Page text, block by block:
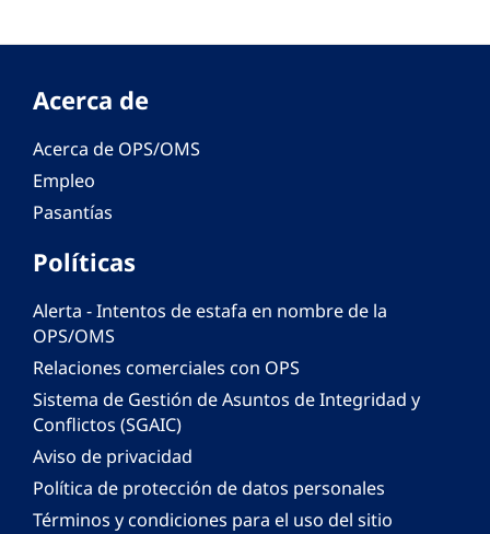
Acerca de
Acerca de OPS/OMS
Empleo
Pasantías
Políticas
Alerta - Intentos de estafa en nombre de la
OPS/OMS
Relaciones comerciales con OPS
Sistema de Gestión de Asuntos de Integridad y
Conflictos (SGAIC)
Aviso de privacidad
Política de protección de datos personales
Términos y condiciones para el uso del sitio